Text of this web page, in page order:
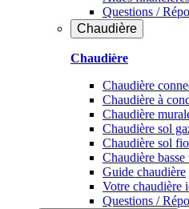
Questions /
Chaudière
Chaudière
Chaudière
Chaudière à
Chaudière
Chaudière sol
Chaudière sol
Chaudière basse
Guide chaudière
Votre chaudière
Questions /